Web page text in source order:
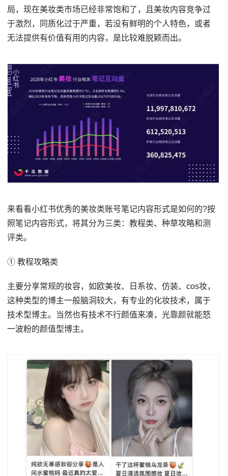
局，现在美妆类市场已经非常饱和了，且美妆内容竞争过
于激烈，同质化过于严重，若没有鲜明的个人特色，或者
无法提供有价值有用的内容，是比较难脱颖而出。
来看看小红书优秀的美妆类账号笔记内容形式是如何的?按
照笔记内容形式，将其分为三类：教程类、种草攻略和测
评类。
① 教程攻略类
主要分享常规的妆容，如欧美妆、日系妆、仿装、cos妆，
这种类型的博主一般脑洞较大，有专业的化妆技术，属于
技术型博主。当然也有技术不行颜值来凑，光靠颜就能怒
一波粉的颜值型博主。